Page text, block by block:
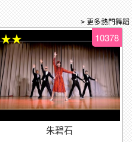
> 更多熱門舞蹈
朱碧石
10378
★★